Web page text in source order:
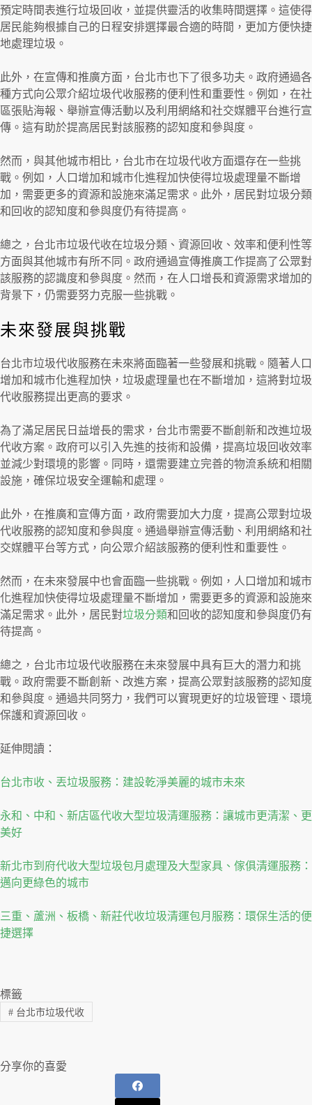
預定時間表進行垃圾回收，並提供靈活的收集時間選擇。這使得
居民能夠根據自己的日程安排選擇最合適的時間，更加方便快捷
地處理垃圾。
此外，在宣傳和推廣方面，台北市也下了很多功夫。政府通過各
種方式向公眾介紹垃圾代收服務的便利性和重要性。例如，在社
區張貼海報、舉辦宣傳活動以及利用網絡和社交媒體平台進行宣
傳。這有助於提高居民對該服務的認知度和參與度。
然而，與其他城市相比，台北市在垃圾代收方面還存在一些挑
戰。例如，人口增加和城市化進程加快使得垃圾處理量不斷增
加，需要更多的資源和設施來滿足需求。此外，居民對垃圾分類
和回收的認知度和參與度仍有待提高。
總之，台北市垃圾代收在垃圾分類、資源回收、效率和便利性等
方面與其他城市有所不同。政府通過宣傳推廣工作提高了公眾對
該服務的認識度和參與度。然而，在人口增長和資源需求增加的
背景下，仍需要努力克服一些挑戰。
未來發展與挑戰
台北市垃圾代收服務在未來將面臨著一些發展和挑戰。隨著人口
增加和城市化進程加快，垃圾處理量也在不斷增加，這將對垃圾
代收服務提出更高的要求。
為了滿足居民日益增長的需求，台北市需要不斷創新和改進垃圾
代收方案。政府可以引入先進的技術和設備，提高垃圾回收效率
並減少對環境的影響。同時，還需要建立完善的物流系統和相關
設施，確保垃圾安全運輸和處理。
此外，在推廣和宣傳方面，政府需要加大力度，提高公眾對垃圾
代收服務的認知度和參與度。通過舉辦宣傳活動、利用網絡和社
交媒體平台等方式，向公眾介紹該服務的便利性和重要性。
然而，在未來發展中也會面臨一些挑戰。例如，人口增加和城市
化進程加快使得垃圾處理量不斷增加，需要更多的資源和設施來
滿足需求。此外，居民對垃圾分類和回收的認知度和參與度仍有
待提高。
總之，台北市垃圾代收服務在未來發展中具有巨大的潛力和挑
戰。政府需要不斷創新、改進方案，提高公眾對該服務的認知度
和參與度。通過共同努力，我們可以實現更好的垃圾管理、環境
保護和資源回收。
延伸閱讀：
台北市收、丟垃圾服務：建設乾淨美麗的城市未來
永和、中和、新店區代收大型垃圾清運服務：讓城市更清潔、更
美好
新北市到府代收大型垃圾包月處理及大型家具、傢俱清運服務：
邁向更綠色的城市
三重、蘆洲、板橋、新莊代收垃圾清運包月服務：環保生活的便
捷選擇
標籤
#台北市垃圾代收
分享你的喜愛